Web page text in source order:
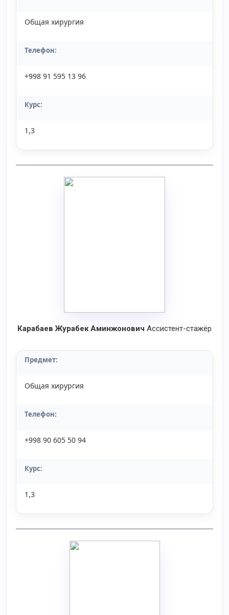
Общая хирургия
Телефон:
+998 91 595 13 96
Курс:
1,3
Карабаев Журабек Аминжонович Ассистент-стажёр
Предмет:
Общая хирургия
Телефон:
+998 90 605 50 94
Курс:
1,3